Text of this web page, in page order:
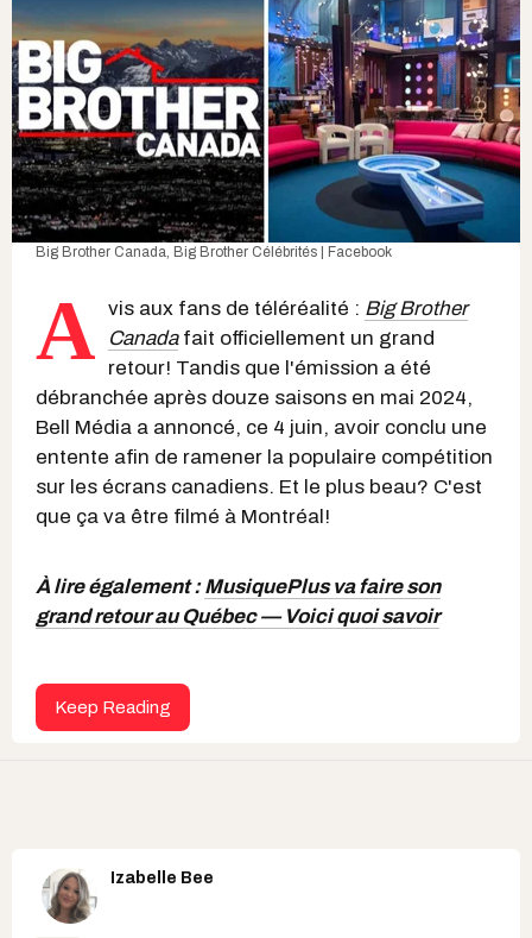
Big Brother Canada Big Brother Célébrités | Facebook
A vis aux fans de téléréalité : Big Brother
Canadafait officiellement un grand
retour! Tandis que l'émission a été
débranchée après douze saisons en mai 2024,
Bell Média a annoncé, ce 4 juin, avoir conclu une
entente afin de ramener la populaire compétition
sur les écrans canadiens. Et le plus beau? C'est
que ça va être filmé à Montréal!
À lire également :MusiquePlus va faire son
grand retour au Québec — Voici quoi savoir
Keep Reading
Izabelle Bee